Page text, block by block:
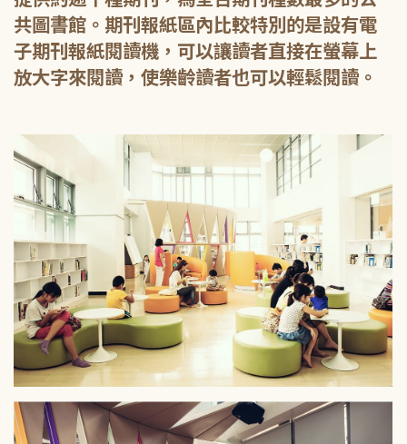
共圖書館。期刊報紙區內比較特別的是設有電
子期刊報紙閱讀機，可以讓讀者直接在螢幕上
放大字來閱讀，使樂齡讀者也可以輕鬆閱讀。